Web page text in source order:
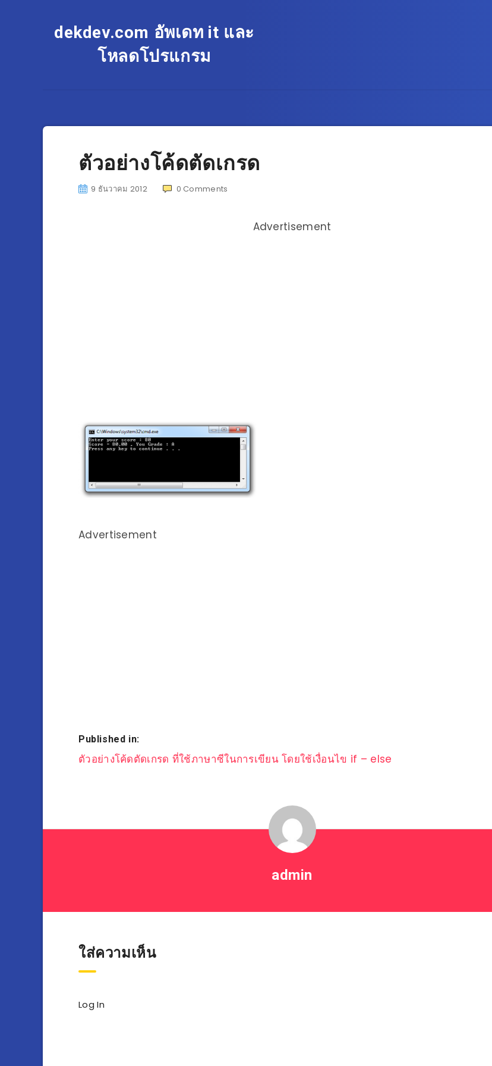
dekdev.com อัพเดท it และ
โหลดโปรแกรม
ตัวอย่างโค้ดตัดเกรด
9 ธันวาคม 2012 0 Comments
Advertisement
Advertisement
Published in:
แนะแนว
ตัวอย่างโค้ดตัดเกรด ที่ใช้ภาษาซีในการเขียน โดยใช้เงื่อนไข if – else
admin
ใส่ความเห็น
Log In